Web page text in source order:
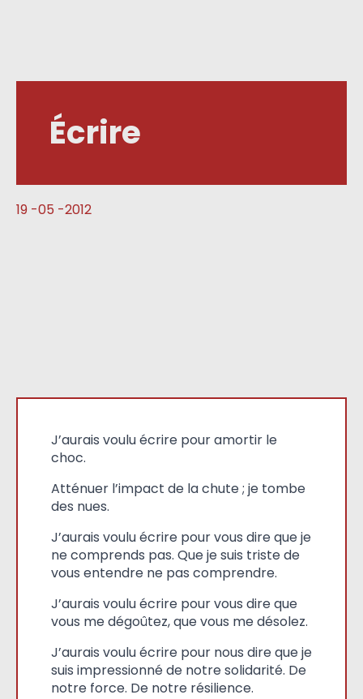
Écrire
19 -05 -2012
J’aurais voulu écrire pour amortir le
choc.
Atténuer l’impact de la chute ; je tombe
des nues.
J’aurais voulu écrire pour vous dire que je
ne comprends pas. Que je suis triste de
vous entendre ne pas comprendre.
J’aurais voulu écrire pour vous dire que
vous me dégoûtez, que vous me désolez.
J’aurais voulu écrire pour nous dire que je
suis impressionné de notre solidarité. De
notre force. De notre résilience.